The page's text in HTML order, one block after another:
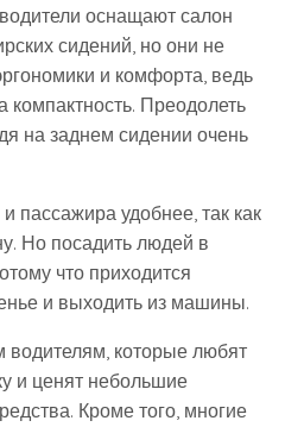
оснащают салон
сидений, но они не
и комфорта, ведь
компактность. Преодолеть
на заднем сидении очень
пассажира удобнее, так как
Но посадить людей в
что приходится
и выходить из машины.
водителям, которые любят
и ценят небольшие
Кроме того, многие